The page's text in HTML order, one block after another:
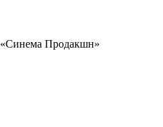
Продакшн»